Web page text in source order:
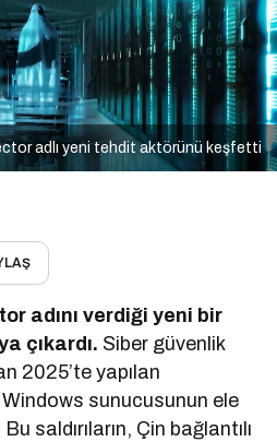
adlı yeni tehdit aktörünü keşfetti
adını verdiği yeni bir
çıkardı. Siber güvenlik
2025’te yapılan
sunucusunun ele
saldırıların, Çin bağlantılı